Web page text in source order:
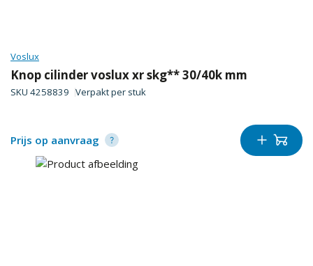
Voslux
Knop cilinder voslux xr skg** 30/40k mm
SKU 4258839 Verpakt per stuk
Prijs op aanvraag